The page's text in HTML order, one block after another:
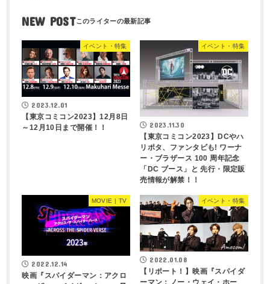
NEW POST
イベント・特集
2023.12.01
【東京コミコン2023】12月8日
～12月10日まで開催！！
イベント・特集
2023.11.30
【東京コミコン2023】DCやハ
リポタ、ファンタビも! ワーナ
ー・ブラザース 100 周年記念
「DC ブース」と 先行・限定販
売情報が解禁！！
MOVIE | TV
2022.12.14
映画『スパイダーマン：アクロ
イベント・特集
2022.01.08
【リポート！】映画『スパイダ